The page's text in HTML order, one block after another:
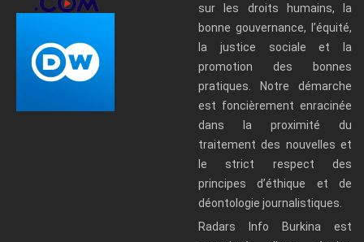
sur les droits humains, la
bonne gouvernance, l’équité,
la justice sociale et la
promotion des bonnes
pratiques. Notre démarche
est foncièrement enracinée
dans la proximité du
traitement des nouvelles et
le strict respect des
principes d’éthique et de
déontologie journalistiques.
Radars Info Burkina est